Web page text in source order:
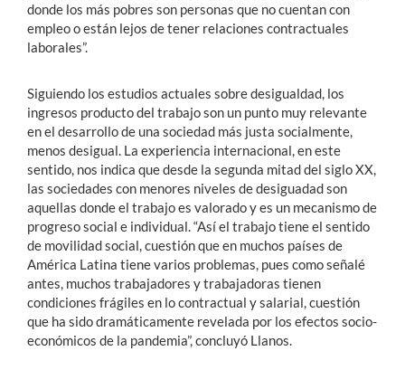
donde los más pobres son personas que no cuentan con
empleo o están lejos de tener relaciones contractuales
laborales”.
Siguiendo los estudios actuales sobre desigualdad, los
ingresos producto del trabajo son un punto muy relevante
en el desarrollo de una sociedad más justa socialmente,
menos desigual. La experiencia internacional, en este
sentido, nos indica que desde la segunda mitad del siglo XX,
las sociedades con menores niveles de desiguadad son
aquellas donde el trabajo es valorado y es un mecanismo de
progreso social e individual. “Así el trabajo tiene el sentido
de movilidad social, cuestión que en muchos países de
América Latina tiene varios problemas, pues como señalé
antes, muchos trabajadores y trabajadoras tienen
condiciones frágiles en lo contractual y salarial, cuestión
que ha sido dramáticamente revelada por los efectos socio-
económicos de la pandemia”, concluyó Llanos.